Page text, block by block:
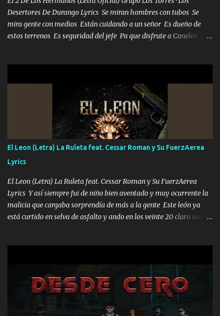
Desertores De Durango Lyrics Se miran hombres con tubos Se
mira gente con medios Están cuidando a un señor Es dueño de
estos terrenos Es seguridad del jefe Pa que disfrute a Canelos Es
ni tampoco las mujeres porque es platica de grandes por eso hay
que estar alegres doy las instrucciones para atender los deberes
Música Si es que salta algún problema de confianza tengo gente
ahí está el Hombre Cuarenta y también Pariente 7 arreglan
cualquier problema no más es cuestión que ordené NOS HACE
FALTA UN HERMANO DE CLAVE ERA EL 24 SIEMPRE FUE UN
HOMBRE VALIENTE POR ALGO M'URIÓ PELEAND0 SIEMPRE
VIO POR LA FAMILIA PARA QUE SIGA EL LEGADO Es el DOS de
los HERMANOS un cerebro inteligente y com...
El Leon (Letra) La Ruleta feat. Cessar Roman y Su FuerzAerea
Lyrics
El Leon (Letra) La Ruleta feat. Cessar Roman y Su FuerzAerea
Lyrics Y así siempre fui de niño bien aventado y muy ocurrente la
malicia que cargaba sorprendía de más a la gente Este león ya
está curtido en selva de asfalto y ando en los veinte 20 claro son
pa más pues hay charola les voy a dar hasta topar pues no hay de
otra Música Surcando bien mi camino voy por mi línea no veo a
los lados aquel que no corre vuela no se me duerm voy chicoteado
Ya pasé varias hazañas ya tienen rato que me agarran el colmillo
de este León los estatales no sé esperaron Al tiro esta la PrimiZa